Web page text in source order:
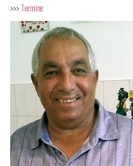
>>>Termine